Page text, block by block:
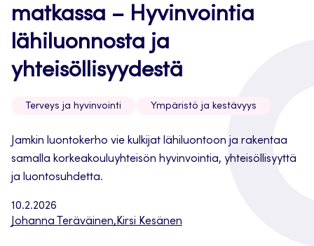
10.2.2026
Johanna Teräväinen, Kirsi Kesänen
matkassa – Hyvinvointia
lähiluonnosta ja
yhteisöllisyydestä
Terveys ja hyvinvointi Ympäristö ja kestävyys
Jamkin luontokerho vie kulkijat lähiluontoon ja rakentaa
samalla korkeakouluyhteisön hyvinvointia, yhteisöllisyyttä
ja luontosuhdetta.